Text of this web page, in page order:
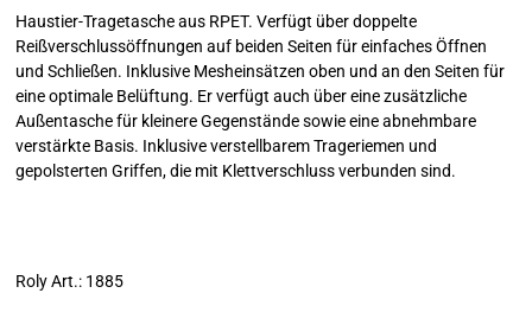
Haustier-Tragetasche aus RPET. Verfügt über doppelte
Reißverschlussöffnungen auf beiden Seiten für einfaches Öffnen
und Schließen. Inklusive Mesheinsätzen oben und an den Seiten für
eine optimale Belüftung. Er verfügt auch über eine zusätzliche
Außentasche für kleinere Gegenstände sowie eine abnehmbare
verstärkte Basis. Inklusive verstellbarem Trageriemen und
gepolsterten Griffen, die mit Klettverschluss verbunden sind.
Roly Art.: 1885